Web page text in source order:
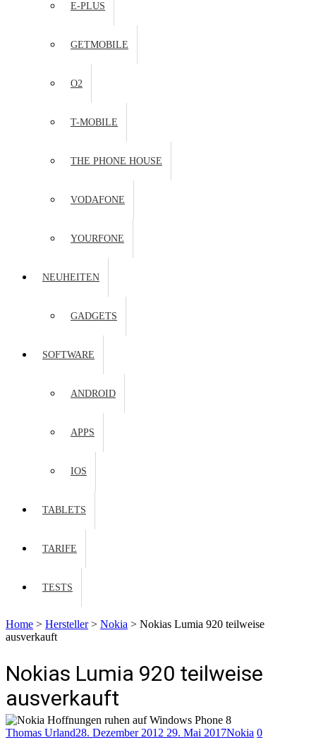
E-PLUS
GETMOBILE
O2
T-MOBILE
THE PHONE HOUSE
VODAFONE
YOURFONE
NEUHEITEN
GADGETS
SOFTWARE
ANDROID
APPS
IOS
TABLETS
TARIFE
TESTS
Home > Hersteller> Nokia > Nokias Lumia 920 teilweise
ausverkauft
Nokias Lumia 920 teilweise
ausverkauft
Thomas Urland28. Dezember 2012 29. Mai 2017Nokia 0